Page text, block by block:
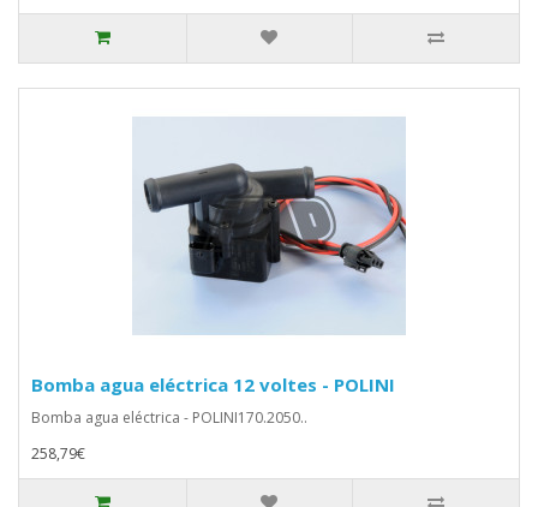
Bomba agua eléctrica 12 voltes - POLINI
Bomba agua eléctrica - POLINI170.2050..
258,79€